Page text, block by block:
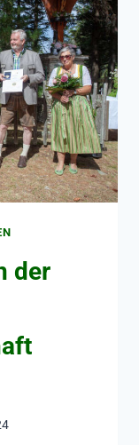
der